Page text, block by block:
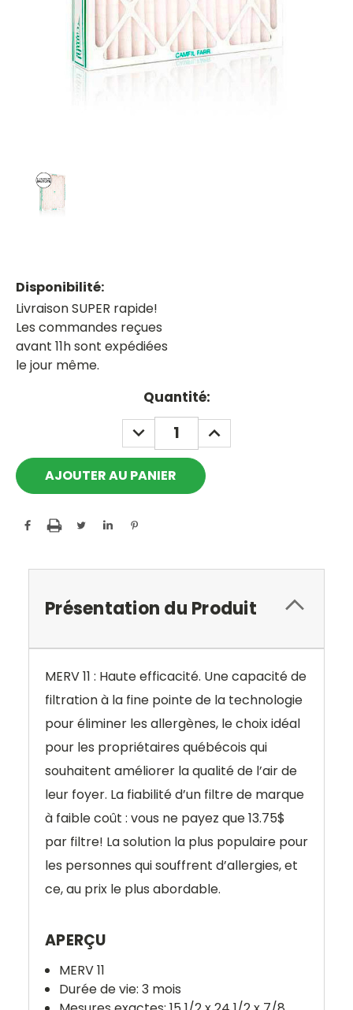
Disponibilité:
Livraison SUPER rapide!
Les commandes reçues
avant 11h sont expédiées
le jour même.
Quantité:
DECREASE
QUANTITY:
INCREASE
QUANTITY:
Présentation du Produit
MERV 11 : Haute efficacité. Une capacité de
filtration à la fine pointe de la technologie
pour éliminer les allergènes, le choix idéal
pour les propriétaires québécois qui
souhaitent améliorer la qualité de l’air de
leur foyer. La fiabilité d’un filtre de marque
à faible coût : vous ne payez que 13.75$
par filtre! La solution la plus populaire pour
les personnes qui souffrent d’allergies, et
ce, au prix le plus abordable.
APERÇU
MERV 11
Durée de vie: 3 mois